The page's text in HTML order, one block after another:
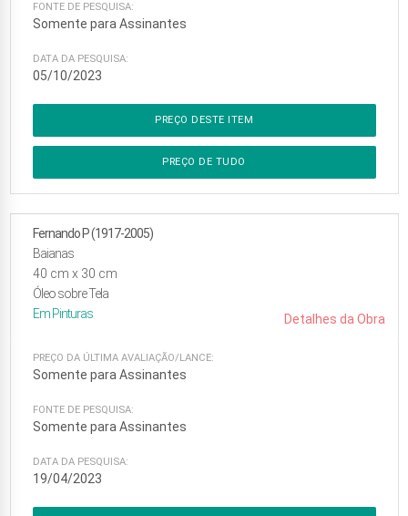
FONTE DE PESQUISA:
Somente para Assinantes
DATA DA PESQUISA:
05/10/2023
PREÇO DESTE ITEM
PREÇO DE TUDO
Fernando P (1917-2005)
Baianas
40 cm x 30 cm
Óleo sobre Tela
Em Pinturas Detalhes da Obra
PREÇO DA ÚLTIMA AVALIAÇÃO/LANCE:
Somente para Assinantes
FONTE DE PESQUISA:
Somente para Assinantes
DATA DA PESQUISA:
19/04/2023